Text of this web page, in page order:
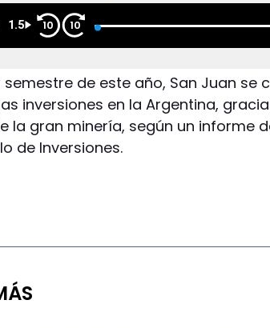
1.5 10 10
semestre de este año, San Juan se
inversiones en la Argentina,
la gran minería, según un informe
de Inversiones.